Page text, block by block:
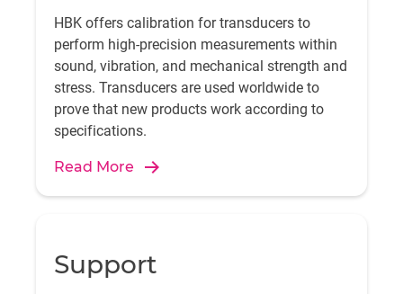
HBK offers calibration for transducers to
perform high-precision measurements within
sound, vibration, and mechanical strength and
stress. Transducers are used worldwide to
prove that new products work according to
specifications.
Read More
Support